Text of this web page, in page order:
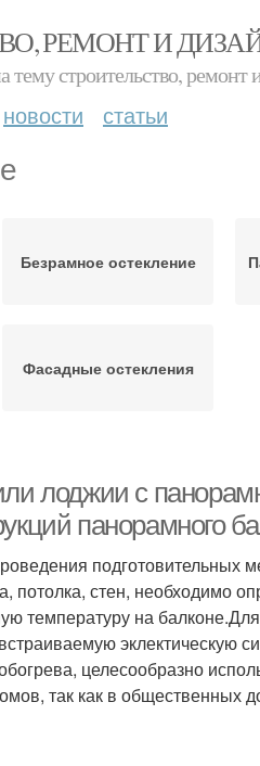
РЕМОНТ И
строительство, ремонт
новости статьи
Безрамное остекление
Фасадные остекления
лоджии с
панорамного
подготовительных
потолка, стен, необходимо
температуру на
эклектическую
целесообразно
так как в общественных